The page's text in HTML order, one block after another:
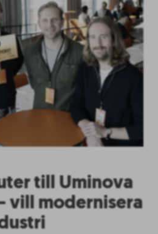
till Uminova
vill modernisera